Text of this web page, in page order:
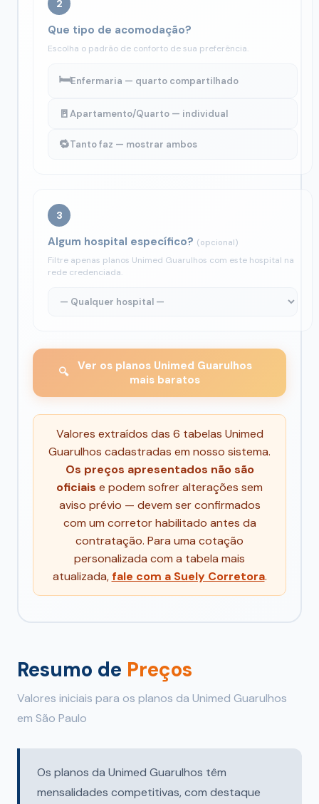
2
Que tipo de acomodação?
Escolha o padrão de conforto de sua preferência.
🛏️Enfermaria — quarto compartilhado
🚪Apartamento/Quarto — individual
🔁Tanto faz — mostrar ambos
3
Algum hospital específico? (opcional)
Filtre apenas planos Unimed Guarulhos com este hospital na
rede credenciada.
🔍
Ver os planos Unimed Guarulhos
mais baratos
Valores extraídos das 6 tabelas Unimed
Guarulhos cadastradas em nosso sistema.
Os preços apresentados não são
oficiais e podem sofrer alterações sem
aviso prévio — devem ser confirmados
com um corretor habilitado antes da
contratação. Para uma cotação
personalizada com a tabela mais
atualizada,fale com a Suely Corretora.
Resumo de Preços
Valores iniciais para os planos da Unimed Guarulhos
em São Paulo
Os planos da Unimed Guarulhos têm
mensalidades competitivas, com destaque